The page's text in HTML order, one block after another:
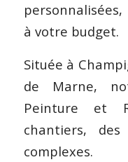
à votre budget.
Située à
de Marne,
Peinture et
chantiers,
complexes.